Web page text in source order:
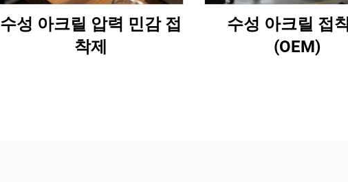
수성 아크릴 압력 민감 접
착제
수성 아크릴 접
(OEM)